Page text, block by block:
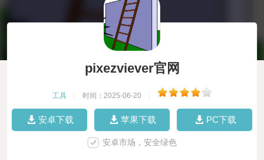
pixezviever官网
工具 时间：2025-06-20
安卓下载 苹果下载 PC下载
安卓市场，安全绿色